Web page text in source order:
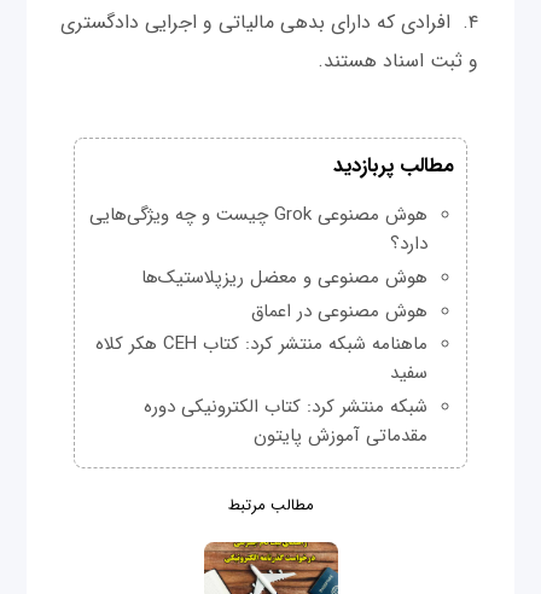
افرادی که دارای بدهی مالیاتی و اجرایی دادگستری
و ثبت اسناد هستند.
مطالب پربازدید
هوش مصنوعی Grok چیست و چه ویژگی‌هایی
دارد؟
هوش مصنوعی و معضل ریزپلاستیک‌ها
هوش مصنوعی در اعماق
ماهنامه شبکه منتشر کرد: کتاب CEH هکر کلاه
سفید
شبکه منتشر کرد: کتاب الکترونیکی دوره
مقدماتی آموزش پایتون
مطالب مرتبط